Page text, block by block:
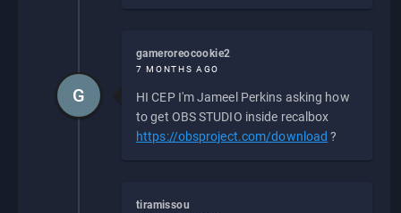
gameroreocookie2
7 MONTHS AGO
HI CEP I'm Jameel Perkins asking how
to get OBS STUDIO inside recalbox
https://obsproject.com/download ?
G
tiramissou